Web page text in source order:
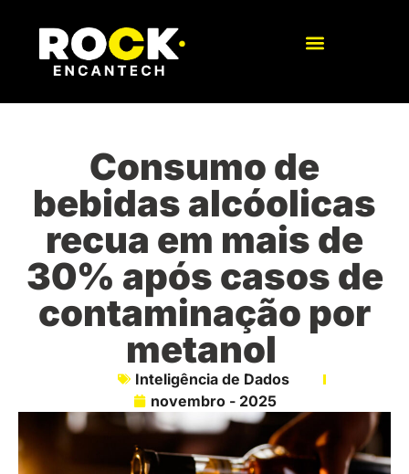
Consumo de
bebidas alcóolicas
recua em mais de
30% após casos de
contaminação por
metanol
Inteligência de Dados
novembro - 2025